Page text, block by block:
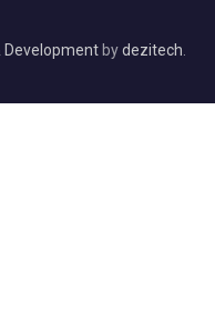
Development bydezitech